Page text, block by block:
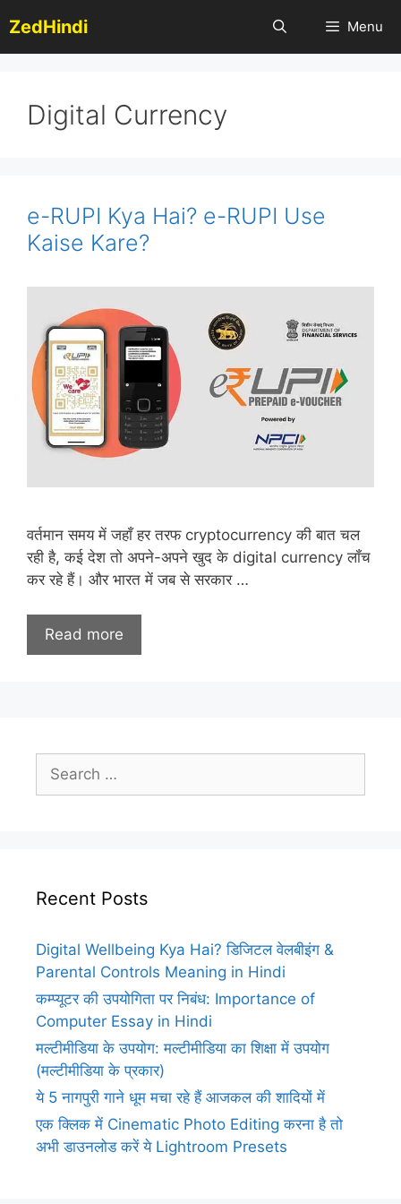
to
content
ZedHindi Menu
Digital Currency
e-RUPI Kya Hai? e-RUPI Use
Kaise Kare?
वर्तमान समय में जहाँ हर तरफ cryptocurrency की बात चल
रही है, कई देश तो अपने-अपने खुद के digital currency लॉंच
कर रहे हैं। और भारत में जब से सरकार …
Read more
for:
Recent Posts
Digital Wellbeing Kya Hai? डिजिटल वेलबीइंग &
Parental Controls Meaning in Hindi
कम्प्यूटर की उपयोगिता पर निबंध: Importance of
Computer Essay in Hindi
मल्टीमीडिया के उपयोग: मल्टीमीडिया का शिक्षा में उपयोग
(मल्टीमीडिया के प्रकार)
ये 5 नागपुरी गाने धूम मचा रहे हैं आजकल की शादियों में
एक क्लिक में Cinematic Photo Editing करना है तो
अभी डाउनलोड करें ये Lightroom Presets